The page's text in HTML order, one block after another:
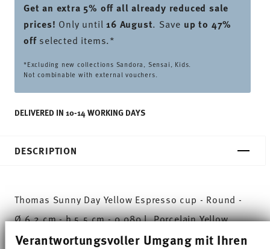
Verantwortungsvoller Umgang mit Ihren
Get an extra 5% off all already reduced sale
prices! Only until16 August. Save up to 47%
offselected items.*
*Excluding new collections Sandora, Sensai, Kids.
Not combinable with external vouchers.
DELIVERED IN 10-14 WORKING DAYS
DESCRIPTION
Thomas Sunny Day Yellow Espresso cup - Round -
Ø 6,2 cm - h 5,5 cm - 0,080 l, Porcelain Yellow